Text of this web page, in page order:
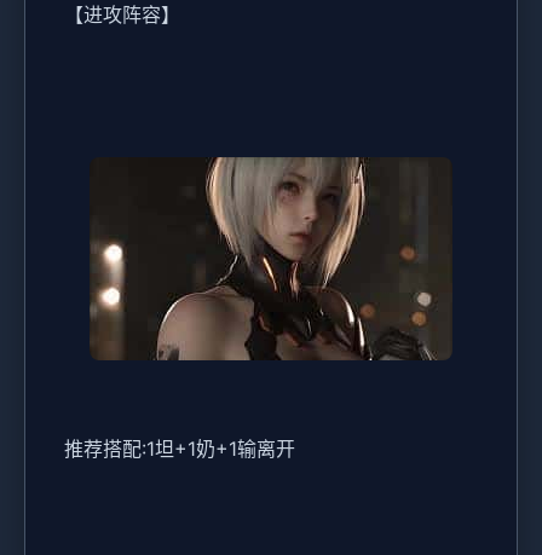
【进攻阵容】
推荐搭配:1坦+1奶+1输离开